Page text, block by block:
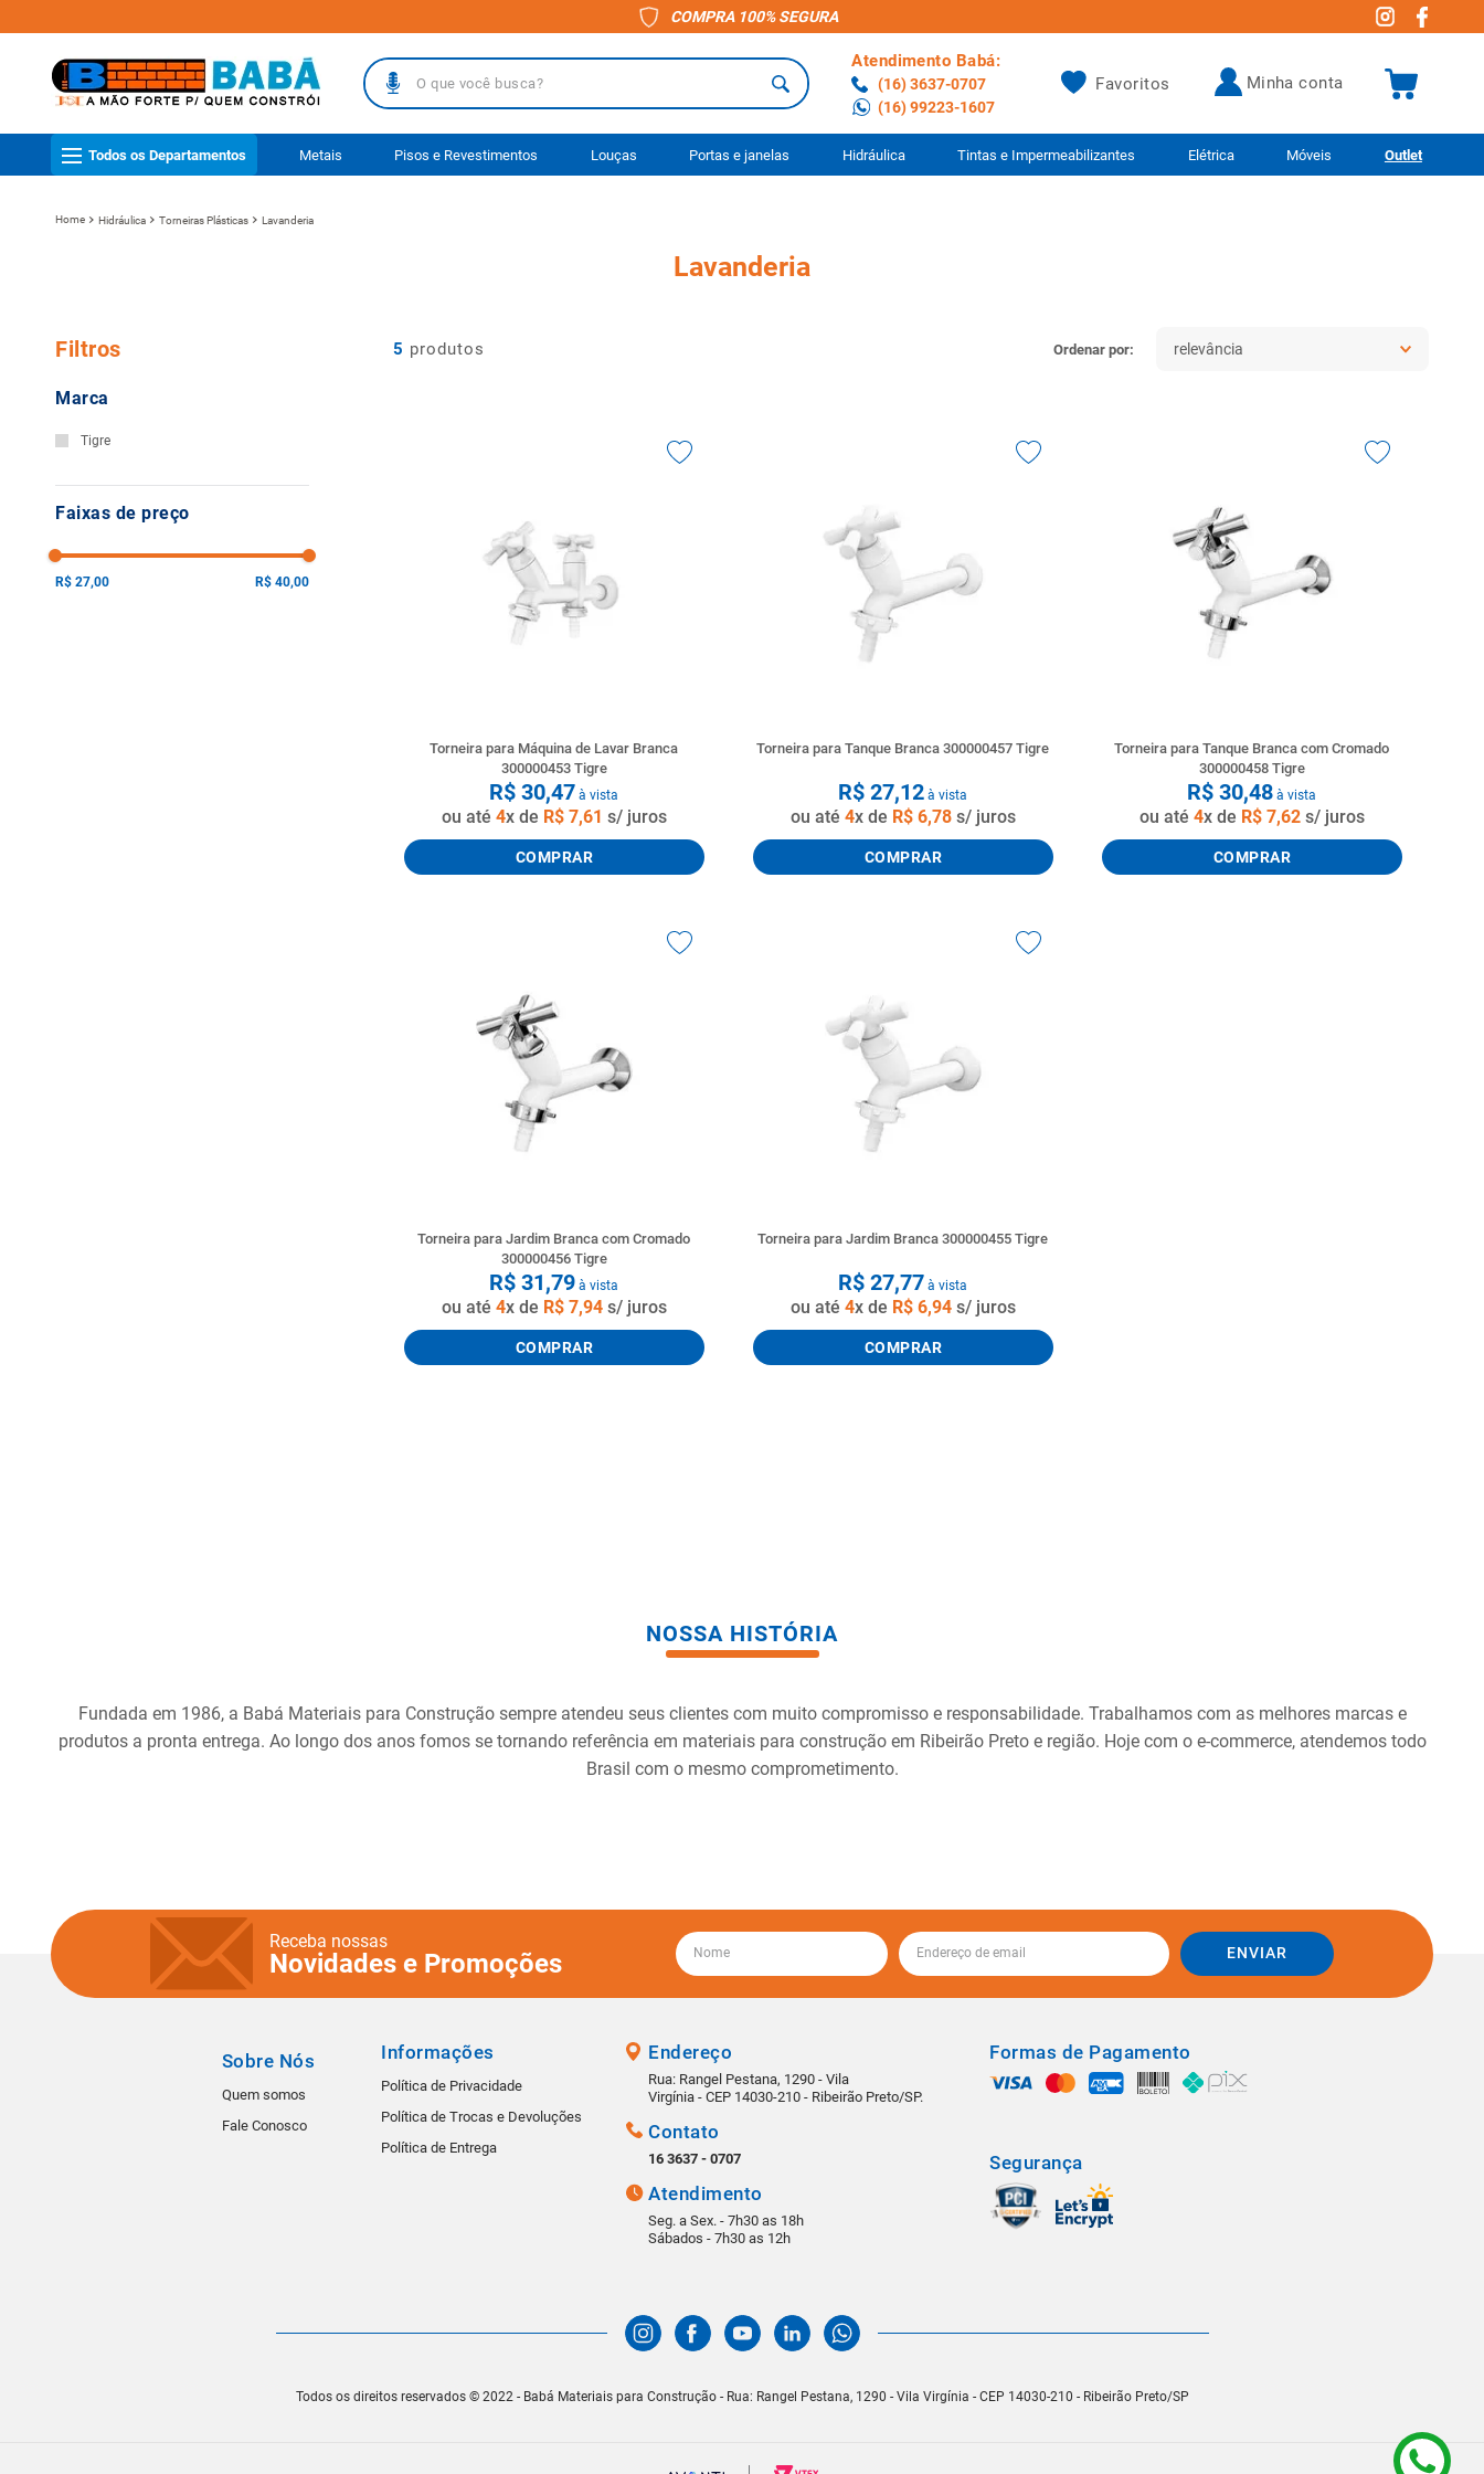
COMPRA 100% SEGURA
O que você busca? Atendimento Babá:
(16) 3637-0707
(16) 99223-1607
Favoritos minha conta
Todos os Departamentos Metais Pisos e Revestimentos Louças Portas e janelas Hidráulica Tintas e Impermeabilizantes Elétrica Móveis Outlet
Hidráulica Torneiras Plásticas Lavanderia
Lavanderia
Filtros
Marca
Tigre
Faixas de preço
R$ 27,00 R$ 40,00
5 produtos relevância
Torneira para Máquina de Lavar Branca
300000453 Tigre
R$ 30,47 à vista
ou até 4x de R$ 7,61 s/ juros
COMPRAR
Torneira para Tanque Branca 300000457 Tigre
R$ 27,12 à vista
ou até 4x de R$ 6,78s/ juros
COMPRAR
Torneira para Tanque Branca com Cromado
300000458 Tigre
R$ 30,48 à vista
ou até 4x de R$ 7,62s/ juros
COMPRAR
Torneira para Jardim Branca com Cromado
300000456 Tigre
R$ 31,79 à vista
ou até 4x de R$ 7,94s/ juros
COMPRAR
Torneira para Jardim Branca 300000455 Tigre
R$ 27,77 à vista
ou até 4x de R$ 6,94s/ juros
COMPRAR
NOSSA HISTÓRIA
Fundada em 1986, a Babá Materiais para Construção sempre atendeu seus clientes com muito compromisso e responsabilidade. Trabalhamos com as melhores marcas e
produtos a pronta entrega. Ao longo dos anos fomos se tornando referência em materiais para construção em Ribeirão Preto e região. Hoje com o e-commerce, atendemos todo
Brasil com o mesmo comprometimento.
Receba nossas
Novidades e Promoções ENVIAR
Sobre Nós
Quem somos
Fale Conosco
Informações
Política de Privacidade
Política de Trocas e Devoluções
Política de Entrega
Endereço
Rua: Rangel Pestana, 1290 - Vila
Virgínia - CEP 14030-210 - Ribeirão Preto/SP.
Contato
16 3637 - 0707
Atendimento
Seg. a Sex. - 7h30 as 18h
Sábados - 7h30 as 12h
Formas de Pagamento
Segurança
Todos os direitos reservados © 2022 - Babá Materiais para Construção - Rua: Rangel Pestana, 1290 - Vila Virgínia - CEP 14030-210 - Ribeirão Preto/SP
TERMOS MAIS BUSCADOS
1º piso
vaso sanitario caixa acoplada